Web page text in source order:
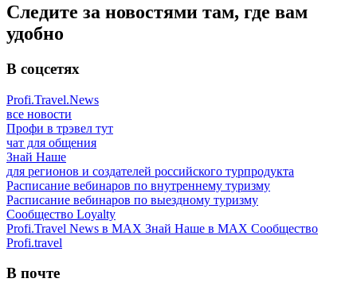
Следите за новостями там, где вам
удобно
В соцсетях
Profi.Travel.News
все новости
Профи в трэвел тут
чат для общения
Знай Наше
для регионов и создателей российского турпродукта
Расписание вебинаров по внутреннему туризму
Расписание вебинаров по выездному туризму
Сообщество Loyalty
Profi.Travel News в MAX Знай Наше в MAX Сообщество
Profi.travel
В почте